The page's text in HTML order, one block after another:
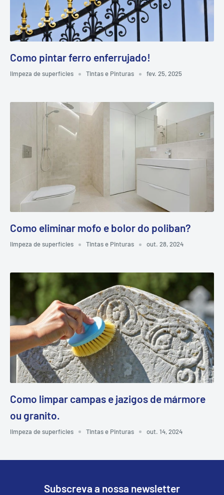
Como pintar ferro enferrujado!
limpeza de superfícies Tintas e Pinturas fev. 25, 2025
Como eliminar mofo e bolor do poliban?
limpeza de superfícies Tintas e Pinturas out. 28, 2024
Como limpar campas e jazigos de mármore
ou granito.
limpeza de superfícies Tintas e Pinturas out. 14, 2024
Subscreva a nossa newsletter